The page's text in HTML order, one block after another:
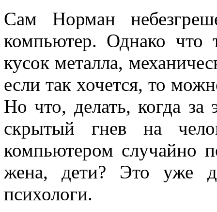
Сам Норман
компьютер. Однако что
кусок металла,
если так хочется, то
Но что, делать, когда
скрытый гнев на
компьютером случайно
жена, дети? Это уже
психологи.